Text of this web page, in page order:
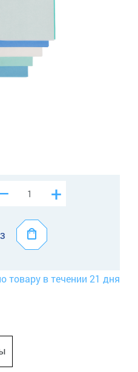
+
товару в течении 21 дня